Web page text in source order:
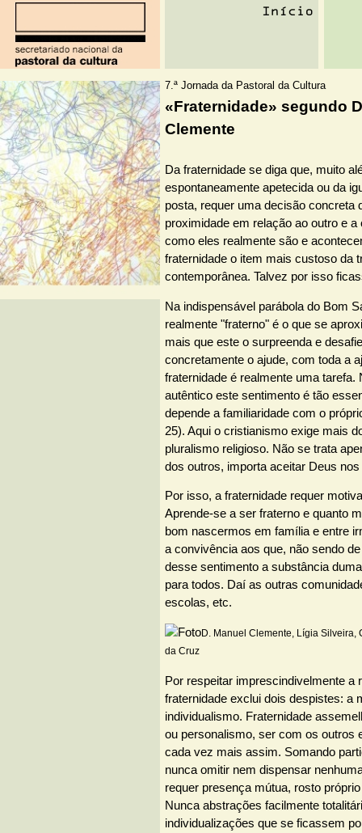
7.ª Jornada da Pastoral da Cultura
«Fraternidade» segundo
Clemente
Da fraternidade se diga que, muito
espontaneamente apetecida ou da
posta, requer uma decisão concreta
proximidade em relação ao outro e
como eles realmente são e
fraternidade o item mais custoso da
contemporânea. Talvez por isso
Na indispensável parábola do Bom
realmente "fraterno" é o que se
mais que este o surpreenda e
concretamente o ajude, com toda a
fraternidade é realmente uma tarefa.
autêntico este sentimento é tão
depende a familiaridade com o
25). Aqui o cristianismo exige mais
pluralismo religioso. Não se trata
dos outros, importa aceitar Deus
Por isso, a fraternidade requer
Aprende-se a ser fraterno e quanto
bom nascermos em família e entre
a convivência aos que, não sendo
desse sentimento a substância
para todos. Daí as outras
escolas, etc.
D. Manuel Clemente, Lígia Silveira,
da Cruz
Por respeitar imprescindivelmente a
fraternidade exclui dois despistes: a
individualismo. Fraternidade
ou personalismo, ser com os outros
cada vez mais assim. Somando
nunca omitir nem dispensar
requer presença mútua, rosto
Nunca abstrações facilmente
individualizações que se ficassem